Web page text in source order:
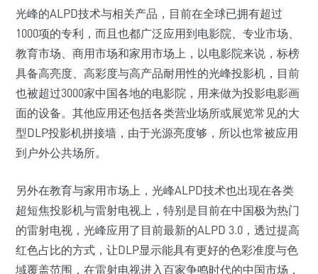
光峰的ALPD技术与相关产品，目前在全球已拥有超过
1000项的专利，而且也都广泛应用到电影院、专业市场、
教育市场、商用市场和家用市场上，以电影院来说，标榜
具备高亮度、高彩度与高产品耐用性的光峰投影机，目前
也被超过3000家中国各地的电影院，用来做为投影电影画
面的设备。其他应用还包括各类营业场所或展览常见的大
型DLP投影机拼接墙，由于光源亮度够，所以也常被应用
到户外公共场所。
另外在教育与家用市场上，光峰ALPD技术也出现在各类
超短焦投影机与雷射电视上，特别是目前在中国极为热门
的雷射电视，光峰应用了目前最新的ALPD 3.0，透过提高
红色占比的方式，让DLP显示能具有更好的色彩准度与色
域覆盖范围，在雷射电视进入百家争鸣时代的中国市场，